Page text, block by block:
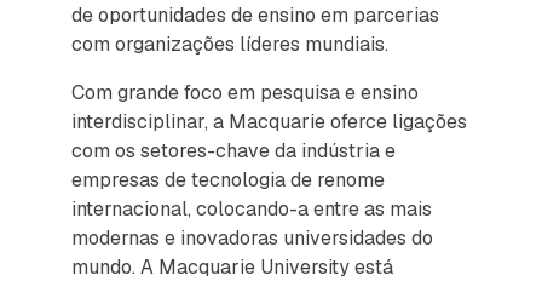
de oportunidades de ensino em parcerias
com organizações líderes mundiais.
Com grande foco em pesquisa e ensino
interdisciplinar, a Macquarie oferce ligações
com os setores-chave da indústria e
empresas de tecnologia de renome
internacional, colocando-a entre as mais
modernas e inovadoras universidades do
mundo. A Macquarie University está